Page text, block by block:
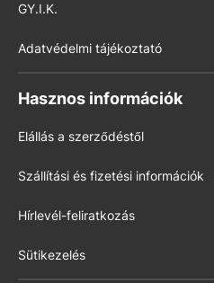
GY.I.K.
Adatvédelmi tájékoztató
Hasznos információk
Elállás a szerződéstől
Szállítási és fizetési információk
Hírlevél-feliratkozás
Sütikezelés